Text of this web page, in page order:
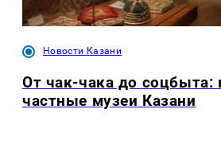
Новости Казани
От чак-чака до соцбыта:
частные музеи Казани